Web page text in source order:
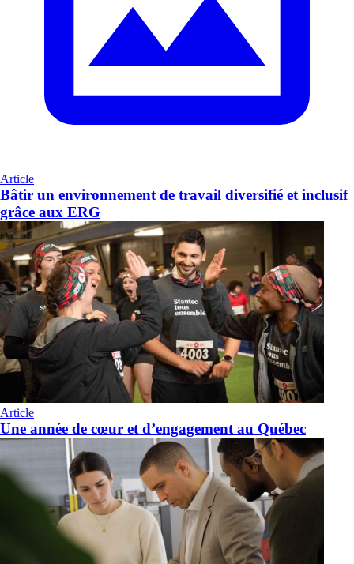
Article
Bâtir un environnement de travail diversifié et inclusif
grâce aux ERG
Article
Une année de cœur et d’engagement au Québec